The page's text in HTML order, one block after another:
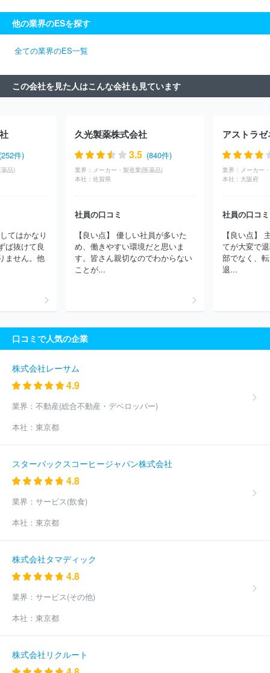
生製薬
第一三共プロファーマ
ＮＩＳＳＨＡゾンネボード製薬
興和創薬
あすか製薬
エーピーアイコーポレーション
第一三共ケミカルファーマ
わか
もと製薬
第一三共
光製薬
科学飼料研究所 トーアエイヨー 中外製薬工業
共
立製薬
グラクソ・スミスクライン デンカ生研
ァーマ
カイノス ユースキン製薬
キヤノンメディカルダイアグ
アース製薬 日本ケミファ
シミックＣＭ
Ｏ
三麗ホールディングス 旭化成セラピューティクス
高田製
杏林製薬 杏林製薬
イオ
Ｍｅｉｊｉ Ｓｅｉｋａファルマ
ゼリア新薬
ードアンドヘルスケア
救急薬品工業
ヤンセンフ
製薬
積水メディカル 富士フイルム富山化学
帝人ファーマ
一丸ファルコス
井藤漢方製薬 扶桑薬品工業
大原薬品工業
ベーリンガーインゲルハイム製薬
エイワイファーマ
ＤＲＣ医
ＫＭバイオロジクス ノイルイミューン・バイオテック
清ファルマ
ファイザー シオノギファーマ 浜理ＰＦＳＴ
太
陽ファルマテック
ＰＤＲファーマ
他の業界のESを探す
全ての業界のES一覧
この会社を見た人はこんな会社も見ています
件)
品)
てはかなり
ば抜けて良
ません。他
久光製薬株式会社
3.5 (840件)
業界： メーカー・製造業(医薬品)
本社： 佐賀県
社員の口コミ
【良い点】 優しい社員が多いた
め、働きやすい環境だと思いま
す。皆さん親切なのでわからない
ことが...
アストラ
業界： メーカー
本社： 大阪府
社員の口コミ
【良い点】
てが大変で
部でなく、
退...
口コミで人気の企業
株式会社レーサム
4.9
業界： 不動産(総合不動産・デベロッパー)
本社： 東京都
スターバックスコーヒージャパン株式会社
4.8
業界： サービス(飲食)
本社： 東京都
株式会社タマディック
4.8
業界： サービス(その他)
本社： 東京都
株式会社リクルート